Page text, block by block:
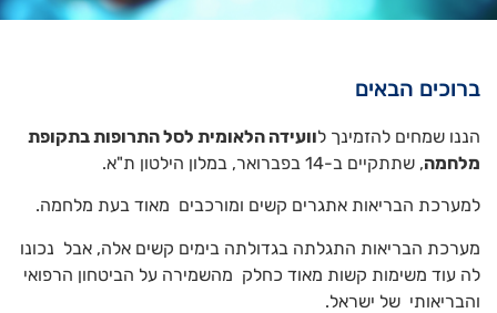
ברוכים הבאים
הננו שמחים להזמינך לוועידה הלאומית לסל התרופות בתקופת
מלחמה, שתתקיים ב-14 בפברואר, במלון הילטון ת"א.
למערכת הבריאות אתגרים קשים ומורכבים מאוד בעת מלחמה.
מערכת הבריאות התגלתה בגדולתה בימים קשים אלה, אבל נכונו
לה עוד משימות קשות מאוד כחלק מהשמירה על הביטחון הרפואי
והבריאותי של ישראל.